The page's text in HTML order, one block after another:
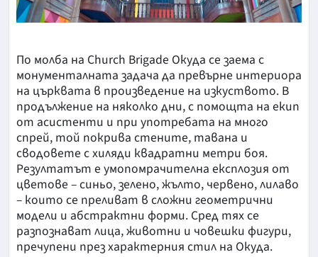
По молба на Church Brigade Окуда се заема с
монументалната задача да превърне интериора
на църквата в произведение на изкуството. В
продължение на няколко дни, с помощта на екип
от асистенти и при употребата на много
спрей, той покрива стените, тавана и
сводовете с хиляди квадратни метри боя.
Резултатът е умопомрачителна експлозия от
цветове – синьо, зелено, жълто, червено, лилаво
– които се преливат в сложни геометрични
модели и абстрактни форми. Сред тях се
разпознават лица, животни и човешки фигури,
пречупени през характерния стил на Окуда.